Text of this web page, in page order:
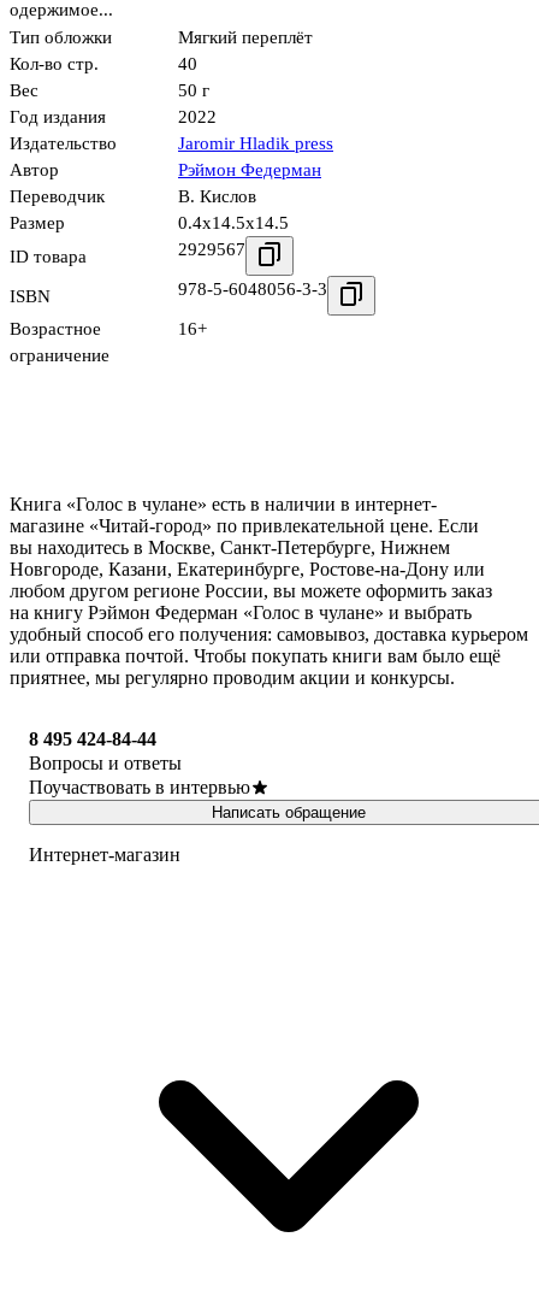
одержимое...
Тип обложки
Мягкий переплёт
Кол-во стр.
40
Вес
50 г
Год издания
2022
Издательство
Jaromir Hladik press
Автор
Рэймон Федерман
Переводчик
В. Кислов
Размер
0.4x14.5x14.5
ID товара
2929567
ISBN 978-5-6048056-3-3
Возрастное
ограничение
16+
Книга «Голос в чулане» есть в наличии в интернет-
магазине «Читай-город» по привлекательной цене. Если
вы находитесь в Москве, Санкт-Петербурге, Нижнем
Новгороде, Казани, Екатеринбурге, Ростове-на-Дону или
любом другом регионе России, вы можете оформить заказ
на книгу Рэймон Федерман «Голос в чулане» и выбрать
удобный способ его получения: самовывоз, доставка курьером
или отправка почтой. Чтобы покупать книги вам было ещё
приятнее, мы регулярно проводим акции и конкурсы.
8 495 424-84-44
Вопросы и ответы
Поучаствовать в интервью
Написать обращение
Интернет-магазин